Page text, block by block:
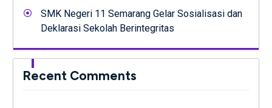
SMK Negeri 11 Semarang Gelar Sosialisasi dan
Deklarasi Sekolah Berintegritas
Recent Comments